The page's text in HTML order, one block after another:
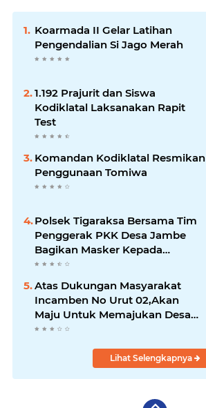
Koarmada II Gelar Latihan
Pengendalian Si Jago Merah
1.192 Prajurit dan Siswa
Kodiklatal Laksanakan Rapit
Test
Komandan Kodiklatal Resmikan
Penggunaan Tomiwa
Polsek Tigaraksa Bersama Tim
Penggerak PKK Desa Jambe
Bagikan Masker Kepada
Pengguna Jalan
Atas Dukungan Masyarakat
Incamben No Urut 02,Akan
Maju Untuk Memajukan Desa
Tegal Kunir Kidul
Lihat Selengkapnya